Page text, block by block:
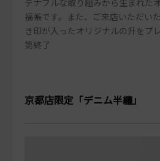
福帳です。また、ご来店いただい
き印が入ったオリジナルの升を
第終了
京都店限定「デニム半纏」